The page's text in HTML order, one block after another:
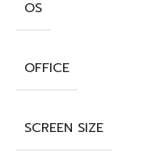
OS
OFFICE
SCREEN SIZE